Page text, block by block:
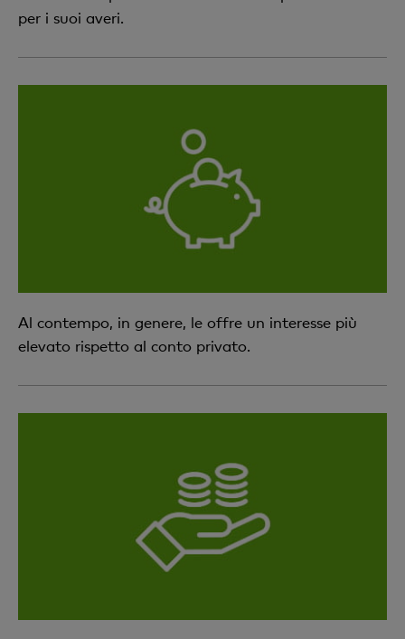
per i suoi averi.
Al contempo, in genere, le offre un interesse più
elevato rispetto al conto privato.